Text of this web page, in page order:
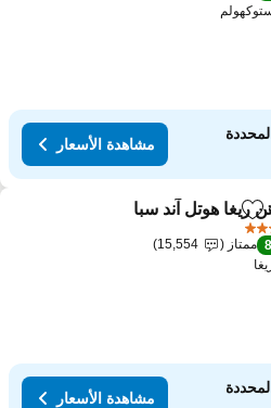
مشاهدة الأسعار
Add to favorites
ريغا هوتل آند سبا
ممتاز
15,554
مشاهدة الأسعار